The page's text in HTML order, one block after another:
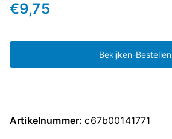
€9,75
Bekijken-Bestellen
Artikelnummer:c67b00141771